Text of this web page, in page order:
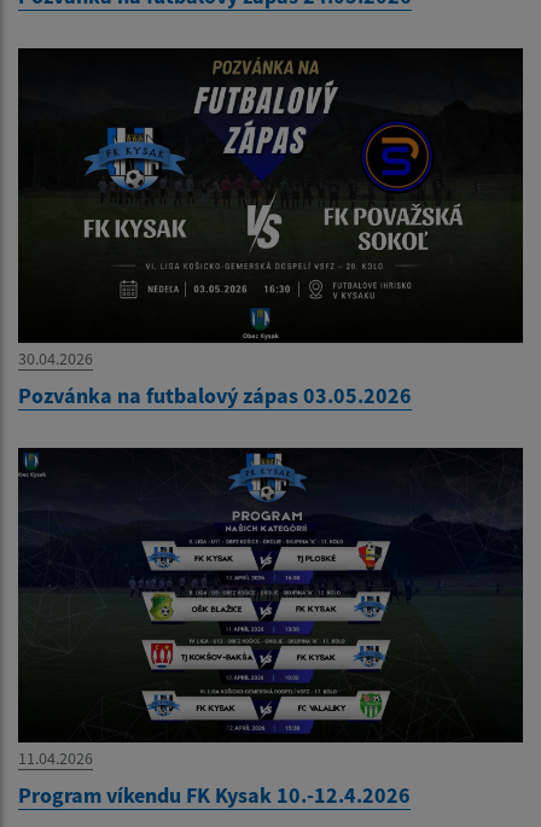
30.04.2026
Pozvánka na futbalový zápas 03.05.2026
11.04.2026
Program víkendu FK Kysak 10.-12.4.2026